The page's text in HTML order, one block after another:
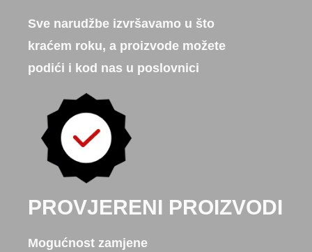
Sve narudžbe izvršavamo u što
kraćem roku, a proizvode možete
podići i kod nas u poslovnici
PROVJERENI PROIZVODI
Mogućnost zamjene